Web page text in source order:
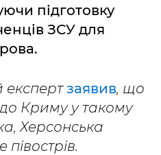
підготовку
ЗСУ для
експертзаявив, що
Криму у такому
Херсонська
півострів.